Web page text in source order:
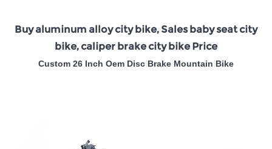
Buy aluminum alloy city bike, Sales baby seat city
bike, caliper brake city bike Price
Custom 26 Inch Oem Disc Brake Mountain Bike